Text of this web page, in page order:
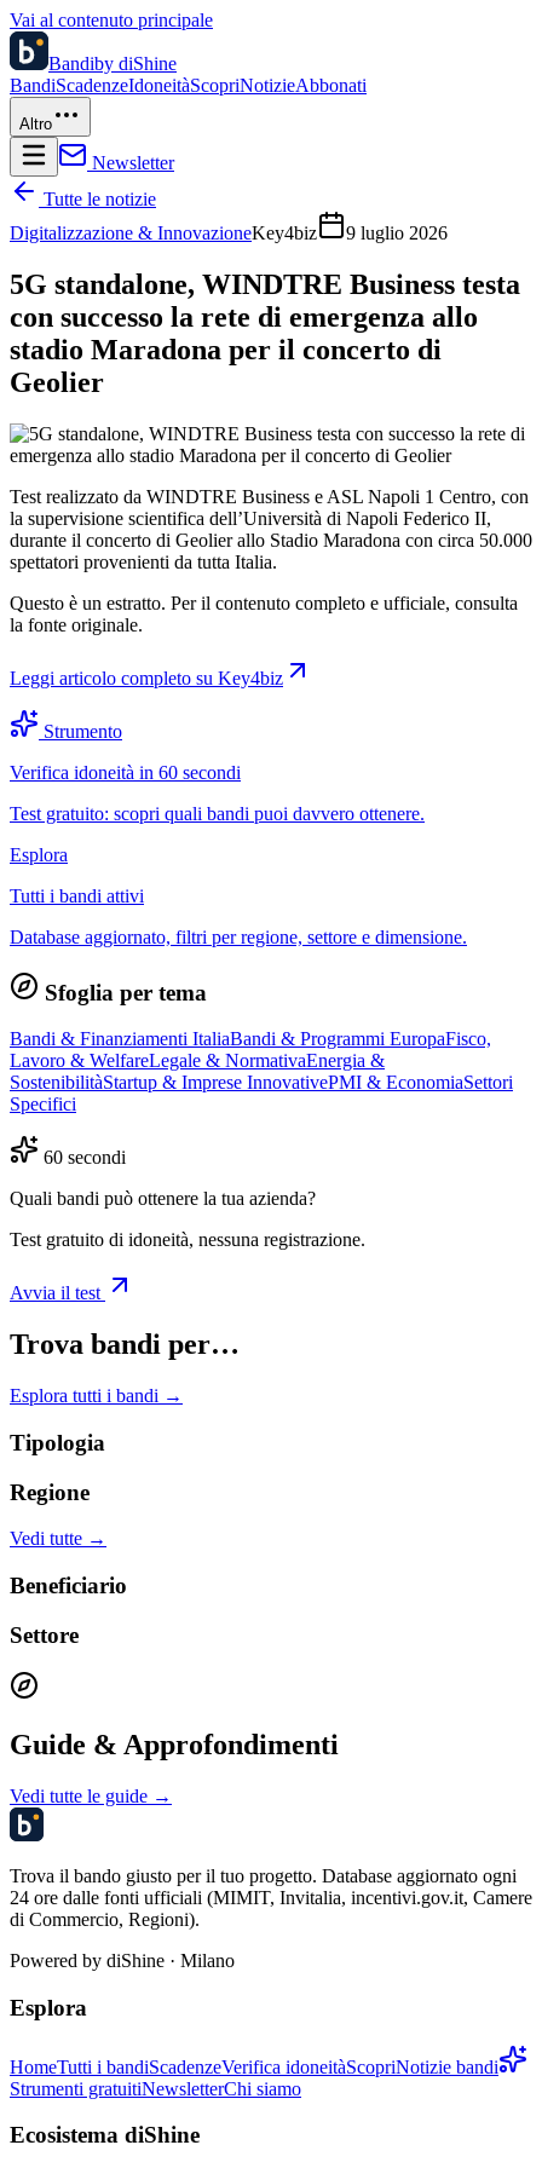
Vai al contenuto principale
Bandiby diShine
BandiScadenzeIdoneitàScopriNotizieAbbonati
Altro
Newsletter
Tutte le notizie
Digitalizzazione & InnovazioneKey4biz 9 luglio 2026
5G standalone, WINDTRE Business testa
con successo la rete di emergenza allo
stadio Maradona per il concerto di
Geolier
Test realizzato da WINDTRE Business e ASL Napoli 1 Centro, con
la supervisione scientifica dell’Università di Napoli Federico II,
durante il concerto di Geolier allo Stadio Maradona con circa 50.000
spettatori provenienti da tutta Italia.
Questo è un estratto. Per il contenuto completo e ufficiale, consulta
la fonte originale.
Leggi articolo completo su Key4biz
Strumento
Verifica idoneità in 60 secondi
Test gratuito: scopri quali bandi puoi davvero ottenere.
Esplora
Tutti i bandi attivi
Database aggiornato, filtri per regione, settore e dimensione.
Sfoglia per tema
Bandi & Finanziamenti ItaliaBandi & Programmi EuropaFisco,
Lavoro & WelfareLegale & NormativaEnergia &
SostenibilitàStartup & Imprese InnovativePMI & EconomiaSettori
Specifici
60 secondi
Quali bandi può ottenere la tua azienda?
Test gratuito di idoneità, nessuna registrazione.
Avvia il test
Trova bandi per…
Esplora tutti i bandi →
Tipologia
Regione
Vedi tutte →
Beneficiario
Settore
Guide & Approfondimenti
Vedi tutte le guide →
Trova il bando giusto per il tuo progetto. Database aggiornato ogni
24 ore dalle fonti ufficiali (MIMIT, Invitalia, incentivi.gov.it, Camere
di Commercio, Regioni).
Powered by diShine · Milano
Esplora
HomeTutti i bandiScadenzeVerifica idoneitàScopriNotizie bandi
Strumenti gratuitiNewsletterChi siamo
Ecosistema diShine